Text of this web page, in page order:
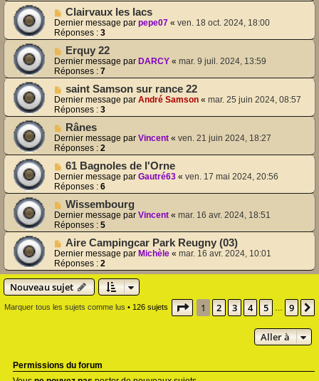
Clairvaux les lacs
Dernier message par pepe07 « ven. 18 oct. 2024, 18:00
Réponses : 3
Erquy 22
Dernier message par DARCY « mar. 9 juil. 2024, 13:59
Réponses : 7
saint Samson sur rance 22
Dernier message par André Samson « mar. 25 juin 2024, 08:57
Réponses : 3
Rânes
Dernier message par Vincent « ven. 21 juin 2024, 18:27
Réponses : 2
61 Bagnoles de l'Orne
Dernier message par Gautré63 « ven. 17 mai 2024, 20:56
Réponses : 6
Wissembourg
Dernier message par Vincent « mar. 16 avr. 2024, 18:51
Réponses : 5
Aire Campingcar Park Reugny (03)
Dernier message par Michèle « mar. 16 avr. 2024, 10:01
Réponses : 2
Nouveau sujet
Marquer tous les sujets comme lus • 126 sujets Page 1sur9
1 2 3 4 5 9
Aller à
Permissions du forum